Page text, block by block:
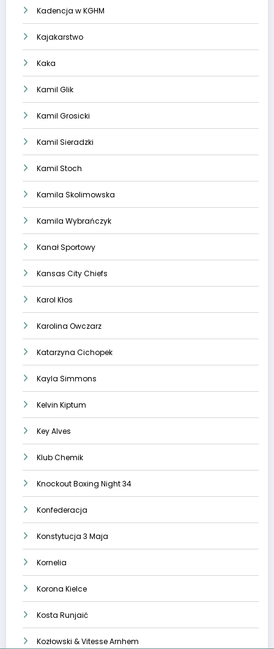
Kadencja w KGHM
Kajakarstwo
Kaka
Kamil Glik
Kamil Grosicki
Kamil Sieradzki
Kamil Stoch
Kamila Skolimowska
Kamila Wybrańczyk
Kanał Sportowy
Kansas City Chiefs
Karol Kłos
Karolina Owczarz
Katarzyna Cichopek
Kayla Simmons
Kelvin Kiptum
Key Alves
Klub Chemik
Knockout Boxing Night 34
Konfederacja
Konstytucja 3 Maja
Kornelia
Korona Kielce
Kosta Runjaić
Kozłowski & Vitesse Arnhem